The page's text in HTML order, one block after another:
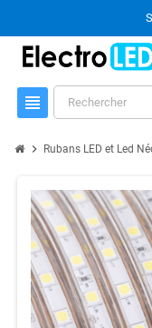
view_headline
chevron_right Rubans LED et Led